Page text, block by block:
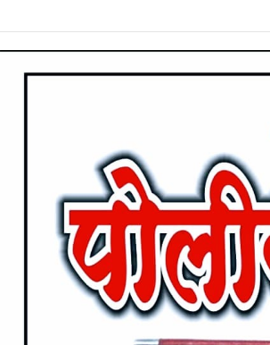
वतीने अमली पदार्थ विरोधी जनजागृती अभियानाची सुरुवात.